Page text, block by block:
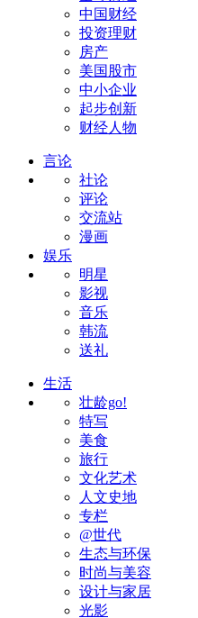
中国财经
投资理财
房产
美国股市
中小企业
起步创新
财经人物
言论
社论
评论
交流站
漫画
娱乐
明星
影视
音乐
韩流
送礼
生活
壮龄go!
特写
美食
旅行
文化艺术
人文史地
专栏
@世代
生态与环保
时尚与美容
设计与家居
光影